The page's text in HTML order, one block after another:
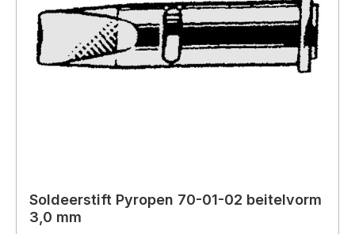
Soldeerstift Pyropen 70-01-02 beitelvorm
3,0 mm